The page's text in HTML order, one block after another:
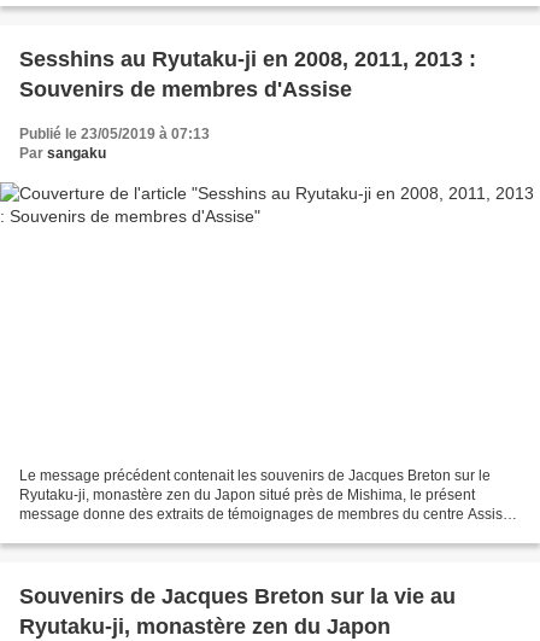
Sesshins au Ryutaku-ji en 2008, 2011, 2013 :
Souvenirs de membres d'Assise
Publié le 23/05/2019 à 07:13
Par sangaku
Le message précédent contenait les souvenirs de Jacques Breton sur le
Ryutaku-ji, monastère zen du Japon situé près de Mishima, le présent
message donne des extraits de témoignages de membres du centre Assise
Souvenirs de Jacques Breton sur la vie au
Ryutaku-ji, monastère zen du Japon